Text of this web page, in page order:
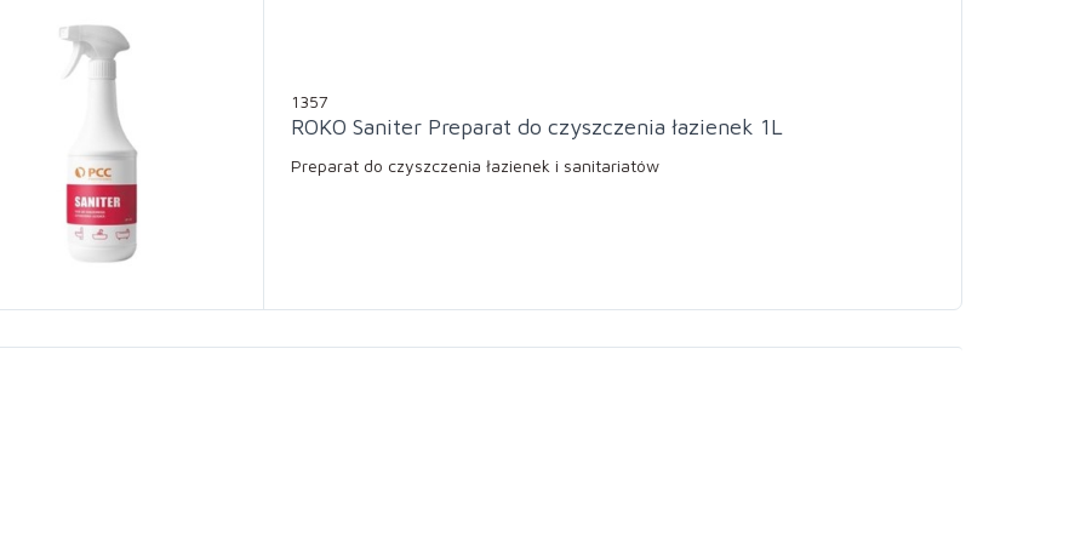
1357
ROKO Saniter Preparat do czyszczenia łazienek 1L
Preparat do czyszczenia łazienek i sanitariatów